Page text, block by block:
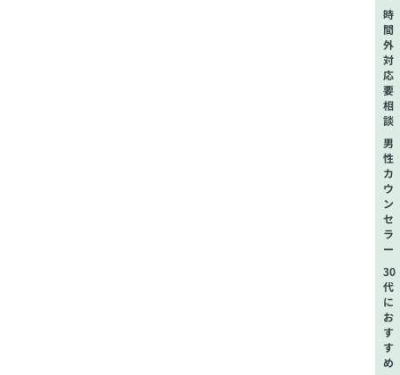
時
間
外
対
応
要
相
談
男
性
カ
ウ
ン
セ
ラ
ー
30
代
に
お
す
す
め